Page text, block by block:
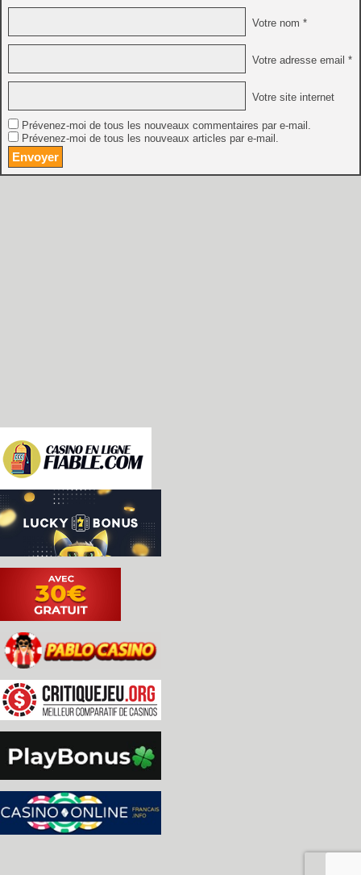
Votre nom *
Votre adresse email *
Votre site internet
Prévenez-moi de tous les nouveaux commentaires par e-mail.
Prévenez-moi de tous les nouveaux articles par e-mail.